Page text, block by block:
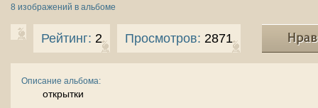
8 изображений в альбоме
Рейтинг: 2 Просмотров: 2871
Описание альбома:
открытки